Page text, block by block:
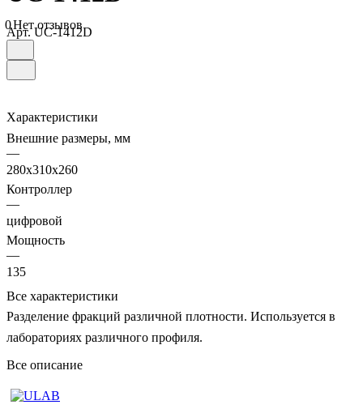
0Нет отзывов
Арт.UC-1412D
Характеристики
Внешние размеры, мм
—
280х310х260
Контроллер
—
цифровой
Мощность
—
135
Все характеристики
Разделение фракций различной плотности. Используется в
лабораториях различного профиля.
Все описание